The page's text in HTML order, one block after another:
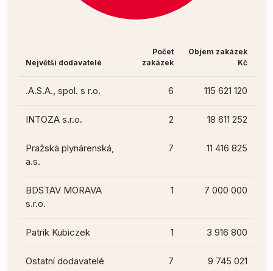
Největší dodavatelé
Počet
zakázek
Objem zakázek
Kč
.A.S.A., spol. s r.o. 6 115 621 120
INTOZA s.r.o. 2 18 611 252
Pražská plynárenská,
a.s.
7 11 416 825
BDSTAV MORAVA
s.r.o.
1 7 000 000
Patrik Kubiczek 1 3 916 800
Ostatní dodavatelé 7 9 745 021